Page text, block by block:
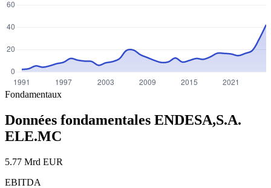
Fondamentaux
Données fondamentales ENDESA,S.A.
ELE.MC
5.77 Mrd EUR
EBITDA